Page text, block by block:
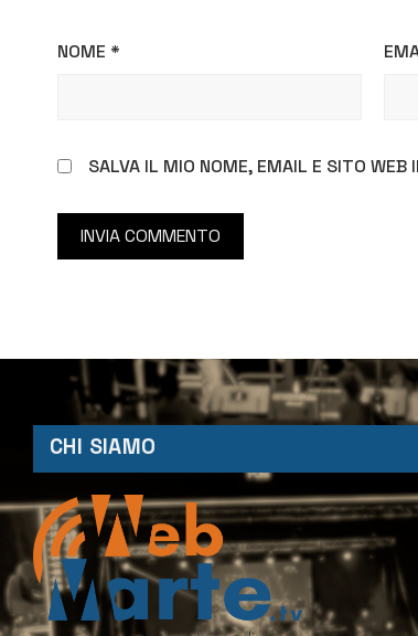
NOME *
SALVA IL MIO NOME, EMAIL E SITO WEB
CHI SIAMO